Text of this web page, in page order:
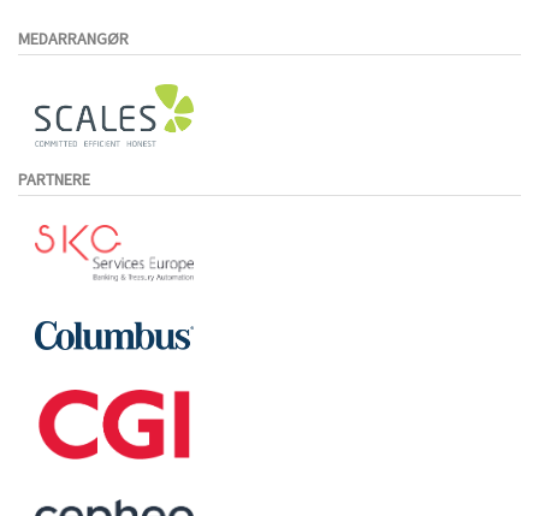
MEDARRANGØR
PARTNERE